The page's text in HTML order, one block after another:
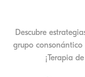
Descubre
grupo consonántico
¡Terapia